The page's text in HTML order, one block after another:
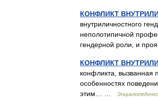
КОНФЛИКТ
внутриличностного
неполотипичной
гендерной роли, и
КОНФЛИКТ
конфликта, вызванная
особенностях
этим… …